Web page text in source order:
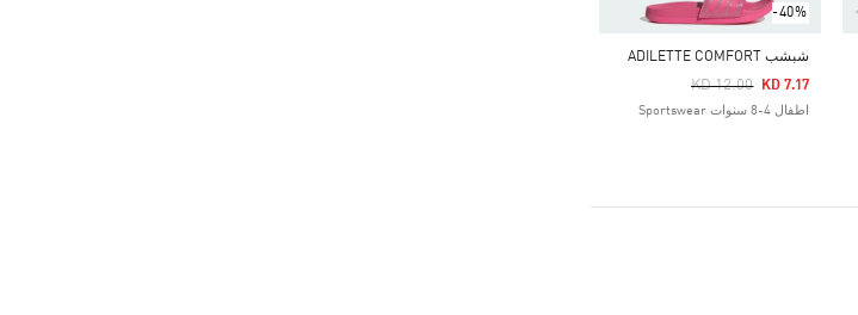
-40%
شبشب ADILETTE COMFORT
Price Reduced From
KD 12.00
To KD 7.17
اطفال 4-8 سنوات Sportswear